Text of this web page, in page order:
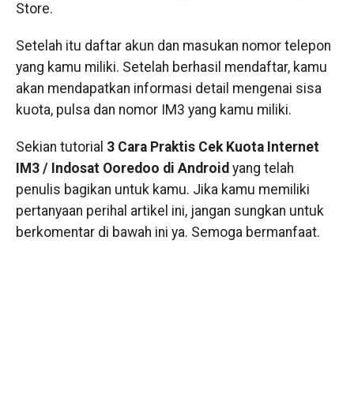
Store.
Setelah itu daftar akun dan masukan nomor telepon
yang kamu miliki. Setelah berhasil mendaftar, kamu
akan mendapatkan informasi detail mengenai sisa
kuota, pulsa dan nomor IM3 yang kamu miliki.
Sekian tutorial 3 Cara Praktis Cek Kuota Internet
IM3 / Indosat Ooredoo di Android yang telah
penulis bagikan untuk kamu. Jika kamu memiliki
pertanyaan perihal artikel ini, jangan sungkan untuk
berkomentar di bawah ini ya. Semoga bermanfaat.